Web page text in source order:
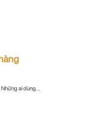
ai dùng...